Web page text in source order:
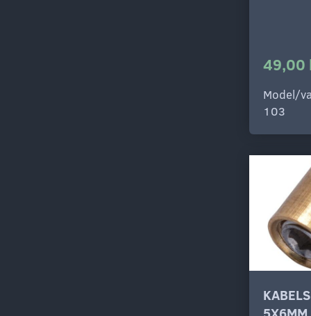
49,00
Model/
103